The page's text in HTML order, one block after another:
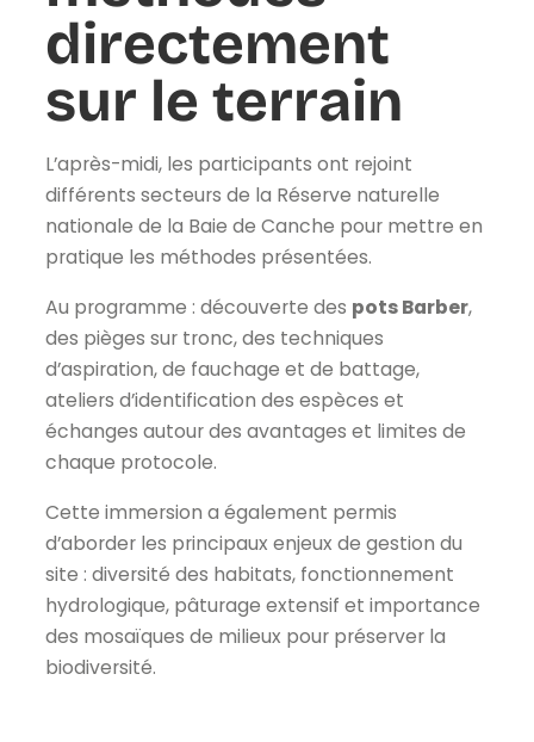
directement
sur le terrain
L’après-midi, les participants ont rejoint
différents secteurs de la Réserve naturelle
nationale de la Baie de Canche pour mettre en
pratique les méthodes présentées.
Au programme : découverte des pots Barber,
des pièges sur tronc, des techniques
d’aspiration, de fauchage et de battage,
ateliers d’identification des espèces et
échanges autour des avantages et limites de
chaque protocole.
Cette immersion a également permis
d’aborder les principaux enjeux de gestion du
site : diversité des habitats, fonctionnement
hydrologique, pâturage extensif et importance
des mosaïques de milieux pour préserver la
biodiversité.